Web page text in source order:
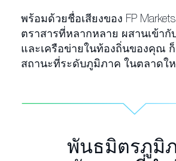
พร้อมด้วยชื่อเสียงของ FP
ตราสารที่หลากหลาย ผสานเข้ากั
และเครือข่ายในท้องถิ่นของคุณ ก็
สถานะที่ระดับภูมิภาค ในตลาดใ
พันธมิตรภูมิ